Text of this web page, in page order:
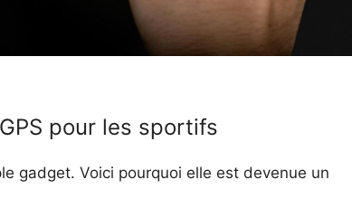
pour les sportifs
gadget. Voici pourquoi elle est devenue un